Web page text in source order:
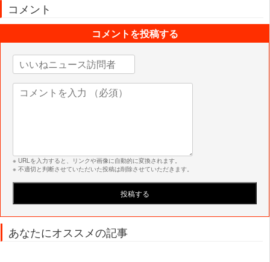
コメント
コメントを投稿する
※ URLを入力すると、リンクや画像に自動的に変換されます。
※ 不適切と判断させていただいた投稿は削除させていただきます。
あなたにオススメの記事